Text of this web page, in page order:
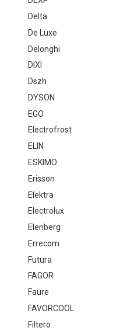
Delta
De Luxe
Delonghi
DIXI
Dszh
DYSON
EGO
Electrofrost
ELIN
ESKIMO
Erisson
Elektra
Electrolux
Elenberg
Errecom
Futura
FAGOR
Faure
FAVORCOOL
Filtero